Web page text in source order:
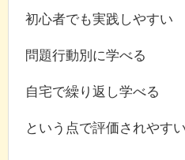
初心者でも実践しやすい
問題行動別に学べる
自宅で繰り返し学べる
という点で評価されやす